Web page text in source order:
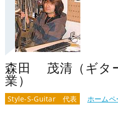
森田 茂清（ギタ
業）
Style-S-Guitar 代表 ホームペ